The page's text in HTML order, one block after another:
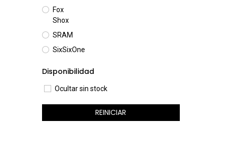
Fox
Shox
SRAM
SixSixOne
Disponibilidad
Ocultar sin stock
REINICIAR